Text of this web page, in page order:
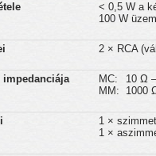
< 0,5 W a
100 W
2 × RCA
impedanciája
MC:
MM:
10 Ω
1000
1 ×
1 ×